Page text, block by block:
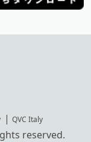
QVC Italy
reserved.